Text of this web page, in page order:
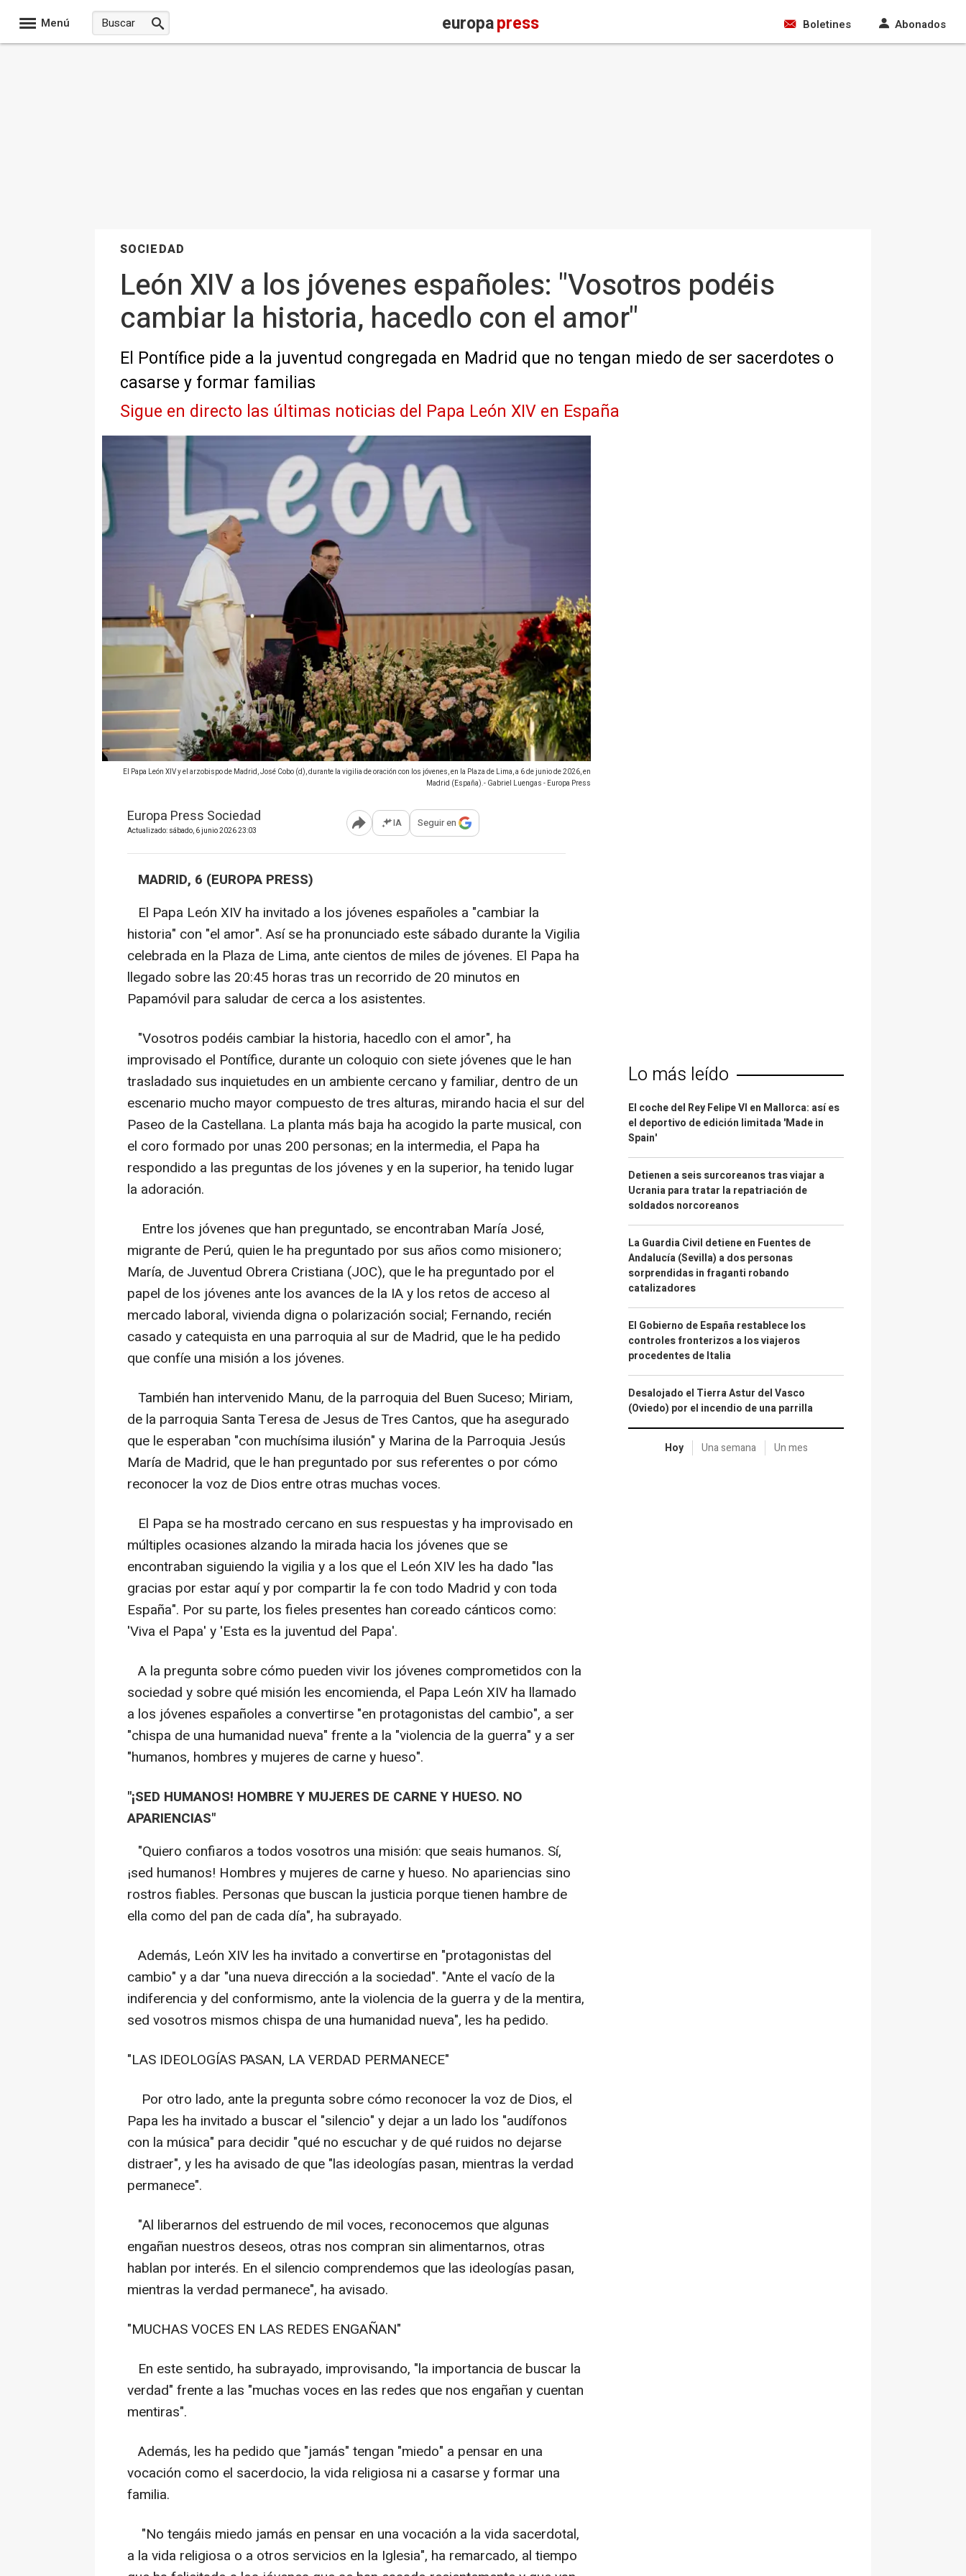
Menú europapress Boletines Abonados
SOCIEDAD
León XIV a los jóvenes españoles: "Vosotros podéis
cambiar la historia, hacedlo con el amor"
El Pontífice pide a la juventud congregada en Madrid que no tengan miedo de ser sacerdotes o
casarse y formar familias
Sigue en directo las últimas noticias del Papa León XIV en España
El Papa León XIV y el arzobispo de Madrid, José Cobo (d), durante la vigilia de oración con los jóvenes, en la Plaza de Lima, a 6 de junio de 2026, en
Madrid (España).- Gabriel Luengas - Europa Press
Europa Press Sociedad
Actualizado: sábado, 6 junio 2026 23:03 Abrir opciones para compartir
IA Seguir en
MADRID, 6 (EUROPA PRESS)
El Papa León XIV ha invitado a los jóvenes españoles a "cambiar la
historia" con "el amor". Así se ha pronunciado este sábado durante la Vigilia
celebrada en la Plaza de Lima, ante cientos de miles de jóvenes. El Papa ha
llegado sobre las 20:45 horas tras un recorrido de 20 minutos en
Papamóvil para saludar de cerca a los asistentes.
"Vosotros podéis cambiar la historia, hacedlo con el amor", ha
improvisado el Pontífice, durante un coloquio con siete jóvenes que le han
trasladado sus inquietudes en un ambiente cercano y familiar, dentro de un
escenario mucho mayor compuesto de tres alturas, mirando hacia el sur del
Paseo de la Castellana. La planta más baja ha acogido la parte musical, con
el coro formado por unas 200 personas; en la intermedia, el Papa ha
respondido a las preguntas de los jóvenes y en la superior, ha tenido lugar
la adoración.
Entre los jóvenes que han preguntado, se encontraban María José,
migrante de Perú, quien le ha preguntado por sus años como misionero;
María, de Juventud Obrera Cristiana (JOC), que le ha preguntado por el
papel de los jóvenes ante los avances de la IA y los retos de acceso al
mercado laboral, vivienda digna o polarización social; Fernando, recién
casado y catequista en una parroquia al sur de Madrid, que le ha pedido
que confíe una misión a los jóvenes.
También han intervenido Manu, de la parroquia del Buen Suceso; Miriam,
de la parroquia Santa Teresa de Jesus de Tres Cantos, que ha asegurado
que le esperaban "con muchísima ilusión" y Marina de la Parroquia Jesús
María de Madrid, que le han preguntado por sus referentes o por cómo
reconocer la voz de Dios entre otras muchas voces.
El Papa se ha mostrado cercano en sus respuestas y ha improvisado en
múltiples ocasiones alzando la mirada hacia los jóvenes que se
encontraban siguiendo la vigilia y a los que el León XIV les ha dado "las
gracias por estar aquí y por compartir la fe con todo Madrid y con toda
España". Por su parte, los fieles presentes han coreado cánticos como:
'Viva el Papa' y 'Esta es la juventud del Papa'.
A la pregunta sobre cómo pueden vivir los jóvenes comprometidos con la
sociedad y sobre qué misión les encomienda, el Papa León XIV ha llamado
a los jóvenes españoles a convertirse "en protagonistas del cambio", a ser
"chispa de una humanidad nueva" frente a la "violencia de la guerra" y a ser
"humanos, hombres y mujeres de carne y hueso".
"¡SED HUMANOS! HOMBRE Y MUJERES DE CARNE Y HUESO. NO
APARIENCIAS"
"Quiero confiaros a todos vosotros una misión: que seais humanos. Sí,
¡sed humanos! Hombres y mujeres de carne y hueso. No apariencias sino
rostros fiables. Personas que buscan la justicia porque tienen hambre de
ella como del pan de cada día", ha subrayado.
Además, León XIV les ha invitado a convertirse en "protagonistas del
cambio" y a dar "una nueva dirección a la sociedad". "Ante el vacío de la
indiferencia y del conformismo, ante la violencia de la guerra y de la mentira,
sed vosotros mismos chispa de una humanidad nueva", les ha pedido.
"LAS IDEOLOGÍAS PASAN, LA VERDAD PERMANECE"
Por otro lado, ante la pregunta sobre cómo reconocer la voz de Dios, el
Papa les ha invitado a buscar el "silencio" y dejar a un lado los "audífonos
con la música" para decidir "qué no escuchar y de qué ruidos no dejarse
distraer", y les ha avisado de que "las ideologías pasan, mientras la verdad
permanece".
"Al liberarnos del estruendo de mil voces, reconocemos que algunas
engañan nuestros deseos, otras nos compran sin alimentarnos, otras
hablan por interés. En el silencio comprendemos que las ideologías pasan,
mientras la verdad permanece", ha avisado.
"MUCHAS VOCES EN LAS REDES ENGAÑAN"
En este sentido, ha subrayado, improvisando, "la importancia de buscar la
verdad" frente a las "muchas voces en las redes que nos engañan y cuentan
mentiras".
Además, les ha pedido que "jamás" tengan "miedo" a pensar en una
vocación como el sacerdocio, la vida religiosa ni a casarse y formar una
familia.
"No tengáis miedo jamás en pensar en una vocación a la vida sacerdotal,
a la vida religiosa o a otros servicios en la Iglesia", ha remarcado, al tiempo
Lo más leído
El coche del Rey Felipe VI en Mallorca: así es
el deportivo de edición limitada 'Made in
Spain'
Detienen a seis surcoreanos tras viajar a
Ucrania para tratar la repatriación de
soldados norcoreanos
La Guardia Civil detiene en Fuentes de
Andalucía (Sevilla) a dos personas
sorprendidas in fraganti robando
catalizadores
El Gobierno de España restablece los
controles fronterizos a los viajeros
procedentes de Italia
Desalojado el Tierra Astur del Vasco
(Oviedo) por el incendio de una parrilla
Hoy Una semana Un mes